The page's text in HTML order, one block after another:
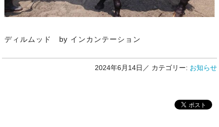
ディルムッド by インカンテーション
2024年6月14日／ カテゴリー: お知らせ